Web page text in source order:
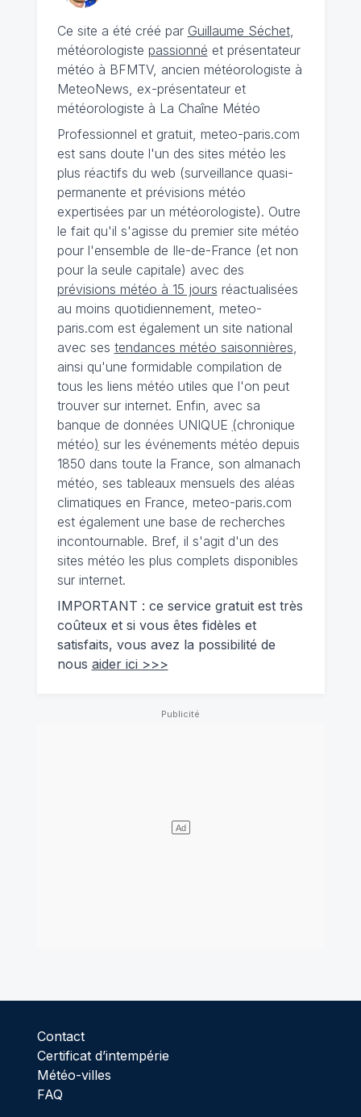
Ce site a été créé par Guillaume Séchet,
météorologiste passionné et présentateur
météo à BFMTV, ancien météorologiste à
MeteoNews, ex-présentateur et
météorologiste à La Chaîne Météo
Professionnel et gratuit, meteo-paris.com
est sans doute l'un des sites météo les
plus réactifs du web (surveillance quasi-
permanente et prévisions météo
expertisées par un météorologiste). Outre
le fait qu'il s'agisse du premier site météo
pour l'ensemble de Ile-de-France (et non
pour la seule capitale) avec des
prévisions météo à 15 jours réactualisées
au moins quotidiennement, meteo-
paris.com est également un site national
avec ses tendances météo saisonnières
ainsi qu'une formidable compilation de
tous les liens météo utiles que l'on peut
trouver sur internet. Enfin, avec sa
banque de données UNIQUE (chronique
météo) sur les événements météo depuis
1850 dans toute la France, son almanach
météo, ses tableaux mensuels des aléas
climatiques en France, meteo-paris.com
est également une base de recherches
incontournable. Bref, il s'agit d'un des
sites météo les plus complets disponibles
sur internet.
IMPORTANT : ce service gratuit est très
coûteux et si vous êtes fidèles et
satisfaits, vous avez la possibilité de
nous aider ici >>>
Contact
Certificat d’intempérie
Météo-villes
FAQ